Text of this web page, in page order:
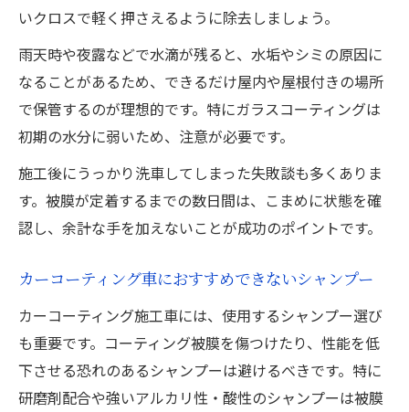
いクロスで軽く押さえるように除去しましょう。
雨天時や夜露などで水滴が残ると、水垢やシミの原因に
なることがあるため、できるだけ屋内や屋根付きの場所
で保管するのが理想的です。特にガラスコーティングは
初期の水分に弱いため、注意が必要です。
施工後にうっかり洗車してしまった失敗談も多くありま
す。被膜が定着するまでの数日間は、こまめに状態を確
認し、余計な手を加えないことが成功のポイントです。
カーコーティング車におすすめできないシャンプー
カーコーティング施工車には、使用するシャンプー選び
も重要です。コーティング被膜を傷つけたり、性能を低
下させる恐れのあるシャンプーは避けるべきです。特に
研磨剤配合や強いアルカリ性・酸性のシャンプーは被膜